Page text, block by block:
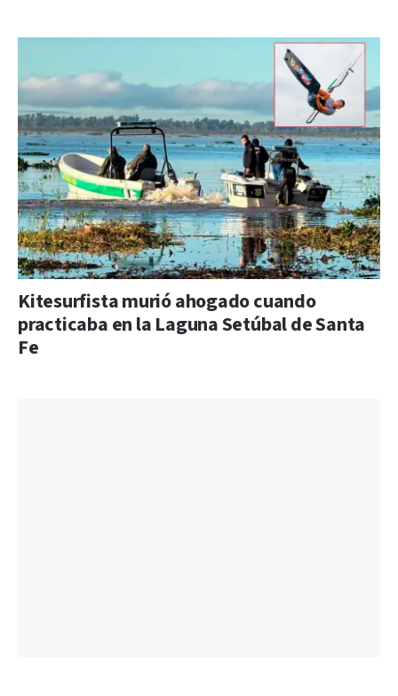
Kitesurfista murió ahogado cuando
practicaba en la Laguna Setúbal de Santa
Fe